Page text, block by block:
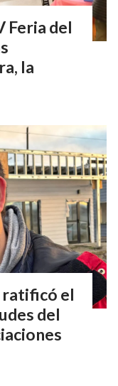
Feria del
la
ratificó el
del